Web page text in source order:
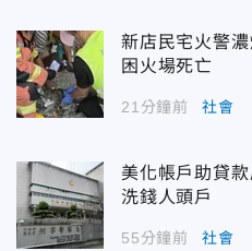
新店民宅火警
困火場死亡
21分鐘前 社會
美化帳戶助貸
洗錢人頭戶
55分鐘前 社會